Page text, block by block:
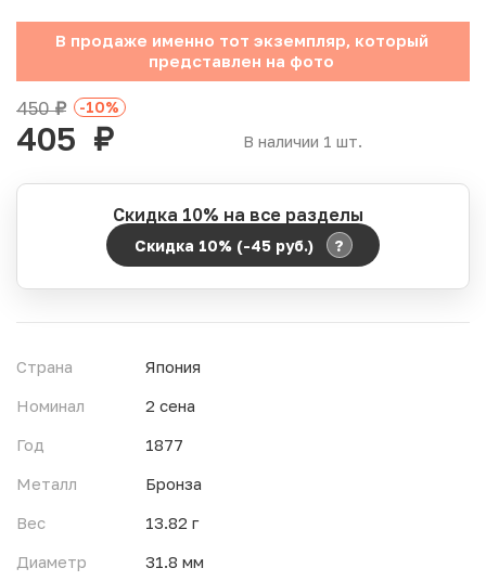
Наборы монет
Инвестиционные монеты
В продаже именно тот экземпляр, который
представлен на фото
В наличии 1 шт.
450руб. -10%
405 руб.
Скидка 10% на все разделы
Скидка 10% (-45 руб.) ?
Период действия акции:
14
Страна
Япония
Номинал
2 сена
Год
1877
Металл
Бронза
Вес
13.82 г
Диаметр
31.8 мм